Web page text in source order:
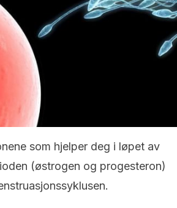
som hjelper deg i løpet av
(østrogen og progesteron)